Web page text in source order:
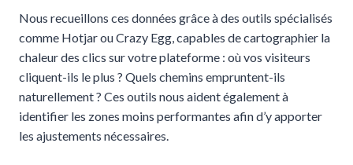
Nous recueillons ces données grâce à des outils spécialisés
comme Hotjar ou Crazy Egg, capables de cartographier la
chaleur des clics sur votre plateforme : où vos visiteurs
cliquent-ils le plus ? Quels chemins empruntent-ils
naturellement ? Ces outils nous aident également à
identifier les zones moins performantes afin d’y apporter
les ajustements nécessaires.